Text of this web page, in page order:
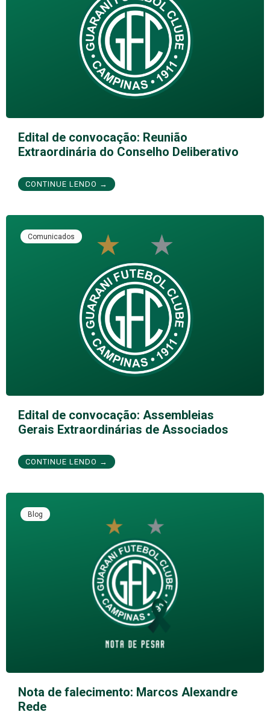
Edital de convocação: Reunião
Extraordinária do Conselho Deliberativo
CONTINUE LENDO →
Comunicados
Edital de convocação: Assembleias
Gerais Extraordinárias de Associados
CONTINUE LENDO →
Blog
Nota de falecimento: Marcos Alexandre
Rede